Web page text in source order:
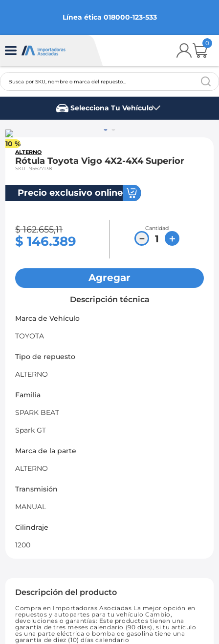
Línea ética 018000-123-533
0
Busca por SKU, nombre o marca del repuesto...
Selecciona Tu Vehículo
10 %
ALTERNO
Rótula Toyota Vigo 4X2-4X4 Superior
SKU:95627138
Precio exclusivo online
$ 162.655,11
$ 146.389
Cantidad
＋
－
Agregar
Descripción técnica
Marca de Vehículo
TOYOTA
Tipo de repuesto
ALTERNO
Familia
SPARK BEAT
Spark GT
Marca de la parte
ALTERNO
Transmisión
MANUAL
Cilindraje
1200
Descripción del producto
Compra en Importadoras Asociadas La mejor opción en
repuestos y autopartes para tu vehículo Cambio,
devoluciones o garantías: Este productos tienen una
garantía de tres meses calendario (90 días), si tu artículo
es una parte eléctrica o bomba de gasolina tiene una
garantía de diez (10) días calendario
2
3.
spark gt
ford fiesta
5.
optra
6.
mazda 3
chevrolet spark gt
. chevrolet sail